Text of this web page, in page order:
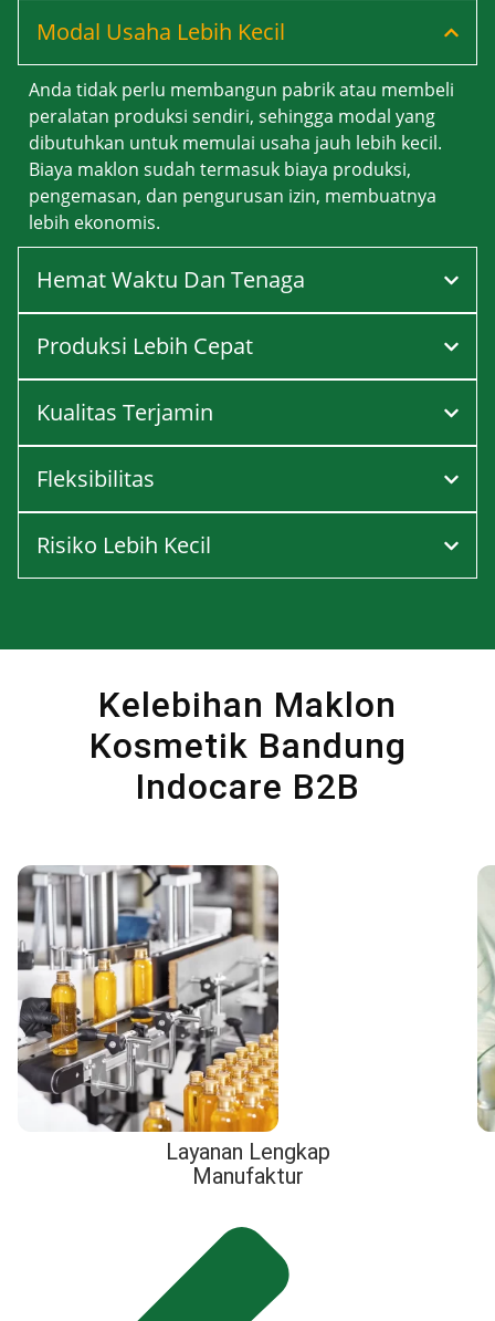
Modal Usaha Lebih Kecil
Anda tidak perlu membangun pabrik atau membeli
peralatan produksi sendiri, sehingga modal yang
dibutuhkan untuk memulai usaha jauh lebih kecil.
Biaya maklon sudah termasuk biaya produksi,
pengemasan, dan pengurusan izin, membuatnya
lebih ekonomis.
Hemat Waktu Dan Tenaga
Produksi Lebih Cepat
Kualitas Terjamin
Fleksibilitas
Risiko Lebih Kecil
Kelebihan Maklon
Kosmetik Bandung
Indocare B2B
Layanan Lengkap
Manufaktur